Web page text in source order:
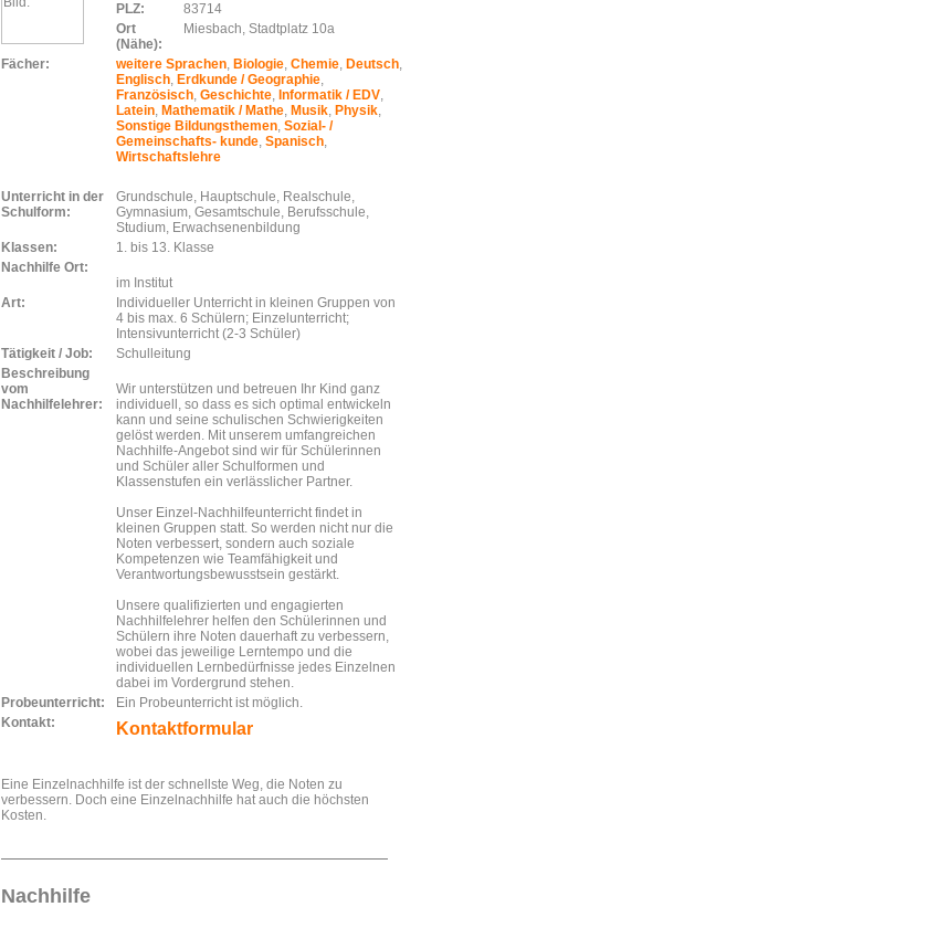
PLZ:
83714
Ort
(Nähe):
Miesbach, Stadtplatz 10a
Fächer: weitere Sprachen, Biologie, Chemie, Deutsch,
Englisch, Erdkunde / Geographie,
Französisch, Geschichte, Informatik / EDV,
Latein, Mathematik / Mathe, Musik, Physik,
Sonstige Bildungsthemen, Sozial- /
Gemeinschafts- kunde, Spanisch,
Wirtschaftslehre
Unterricht in der
Schulform:
Grundschule, Hauptschule, Realschule,
Gymnasium, Gesamtschule, Berufsschule,
Studium, Erwachsenenbildung
Klassen:
1. bis 13. Klasse
Nachhilfe Ort:
im Institut
Art:
Individueller Unterricht in kleinen Gruppen von
4 bis max. 6 Schülern; Einzelunterricht;
Intensivunterricht (2-3 Schüler)
Tätigkeit / Job:
Schulleitung
Beschreibung
vom
Nachhilfelehrer:
Wir unterstützen und betreuen Ihr Kind ganz
individuell, so dass es sich optimal entwickeln
kann und seine schulischen Schwierigkeiten
gelöst werden. Mit unserem umfangreichen
Nachhilfe-Angebot sind wir für Schülerinnen
und Schüler aller Schulformen und
Klassenstufen ein verlässlicher Partner.
Unser Einzel-Nachhilfeunterricht findet in
kleinen Gruppen statt. So werden nicht nur die
Noten verbessert, sondern auch soziale
Kompetenzen wie Teamfähigkeit und
Verantwortungsbewusstsein gestärkt.
Unsere qualifizierten und engagierten
Nachhilfelehrer helfen den Schülerinnen und
Schülern ihre Noten dauerhaft zu verbessern,
wobei das jeweilige Lerntempo und die
individuellen Lernbedürfnisse jedes Einzelnen
dabei im Vordergrund stehen.
Probeunterricht:
Ein Probeunterricht ist möglich.
Kontakt:
Kontaktformular
Eine Einzelnachhilfe ist der schnellste Weg, die Noten zu
verbessern. Doch eine Einzelnachhilfe hat auch die höchsten
Kosten.
Nachhilfe